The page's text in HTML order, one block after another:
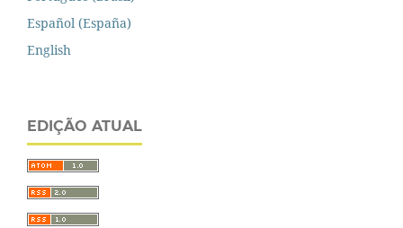
Español (España)
English
EDIÇÃO ATUAL